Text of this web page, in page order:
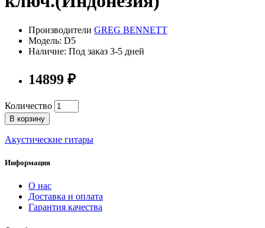
Производители GREG BENNETT
Модель: D5
Наличие: Под заказ 3-5 дней
14899 ₽
Количество
В корзину
Акустические гитары
Информация
О нас
Доставка и оплата
Гарантия качества